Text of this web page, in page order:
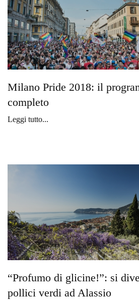
Milano Pride 2018: il
completo
Leggi tutto...
“Profumo di glicine!”: si
pollici verdi ad Alassio